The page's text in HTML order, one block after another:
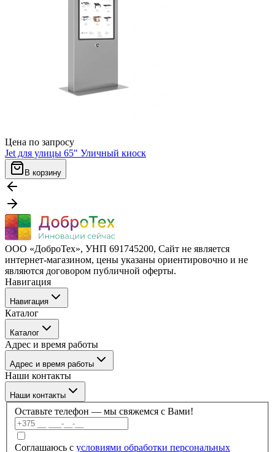
Цена по запросу
Jet для улицы 65" Уличный киоск
В корзину
ООО «ДоброТех», УНП 691745200, Cайт не является
интернет-магазином, цены указаны ориентировочно и не
являются договором публичной оферты.
Навигация
Навигация
Бренды
О компании
Покупателю
Контакты
Блог
Каталог
Каталог
Каталог
Услуги
Адрес и время работы
Адрес и время работы
г. Минск, ул. Филимонова 55/3, каб 309а
Пн–Пт: 09:00–17:30
Наши контакты
Наши контакты
Оставьте телефон — мы свяжемся с Вами!
Соглашаюсь с условиями обработки персональных